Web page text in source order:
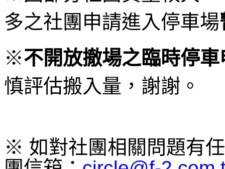
多之社團申請進入停車場
※不開放撤場之臨時停車
慎評估搬入量，謝謝。
※ 如對社團相關問題有